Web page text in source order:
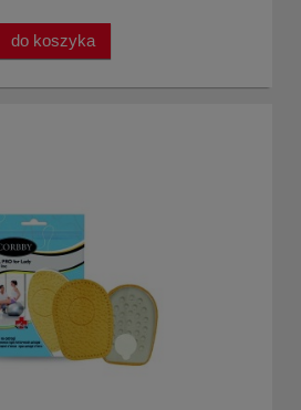
do koszyka